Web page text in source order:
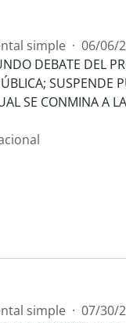
simple · 06/06/
DEBATE DEL
SUSPENDE
SE CONMINA A
simple · 07/30/